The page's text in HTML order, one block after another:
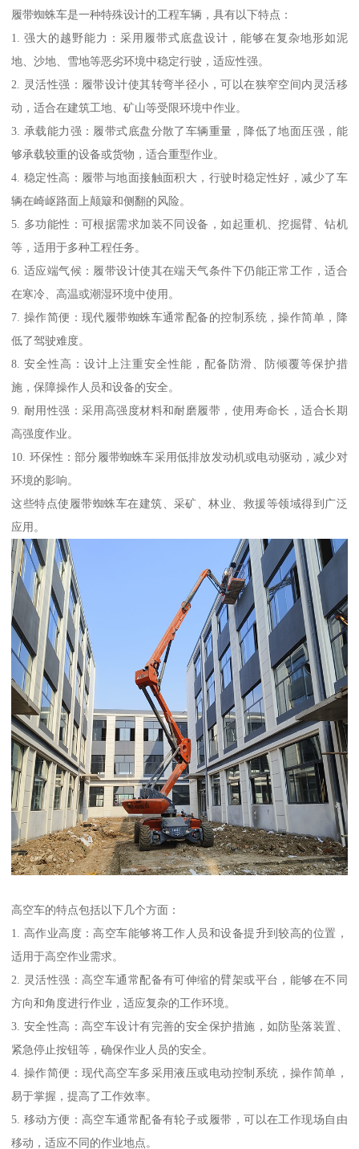
履带蜘蛛车是一种特殊设计的工程车辆，具有以下特点：
1. 强大的越野能力：采用履带式底盘设计，能够在复杂地形如泥
地、沙地、雪地等恶劣环境中稳定行驶，适应性强。
2. 灵活性强：履带设计使其转弯半径小，可以在狭窄空间内灵活移
动，适合在建筑工地、矿山等受限环境中作业。
3. 承载能力强：履带式底盘分散了车辆重量，降低了地面压强，能
够承载较重的设备或货物，适合重型作业。
4. 稳定性高：履带与地面接触面积大，行驶时稳定性好，减少了车
辆在崎岖路面上颠簸和侧翻的风险。
5. 多功能性：可根据需求加装不同设备，如起重机、挖掘臂、钻机
等，适用于多种工程任务。
6. 适应端气候：履带设计使其在端天气条件下仍能正常工作，适合
在寒冷、高温或潮湿环境中使用。
7. 操作简便：现代履带蜘蛛车通常配备的控制系统，操作简单，降
低了驾驶难度。
8. 安全性高：设计上注重安全性能，配备防滑、防倾覆等保护措
施，保障操作人员和设备的安全。
9. 耐用性强：采用高强度材料和耐磨履带，使用寿命长，适合长期
高强度作业。
10. 环保性：部分履带蜘蛛车采用低排放发动机或电动驱动，减少对
环境的影响。
这些特点使履带蜘蛛车在建筑、采矿、林业、救援等领域得到广泛
应用。
高空车的特点包括以下几个方面：
1. 高作业高度：高空车能够将工作人员和设备提升到较高的位置，
适用于高空作业需求。
2. 灵活性强：高空车通常配备有可伸缩的臂架或平台，能够在不同
方向和角度进行作业，适应复杂的工作环境。
3. 安全性高：高空车设计有完善的安全保护措施，如防坠落装置、
紧急停止按钮等，确保作业人员的安全。
4. 操作简便：现代高空车多采用液压或电动控制系统，操作简单，
易于掌握，提高了工作效率。
5. 移动方便：高空车通常配备有轮子或履带，可以在工作现场自由
移动，适应不同的作业地点。